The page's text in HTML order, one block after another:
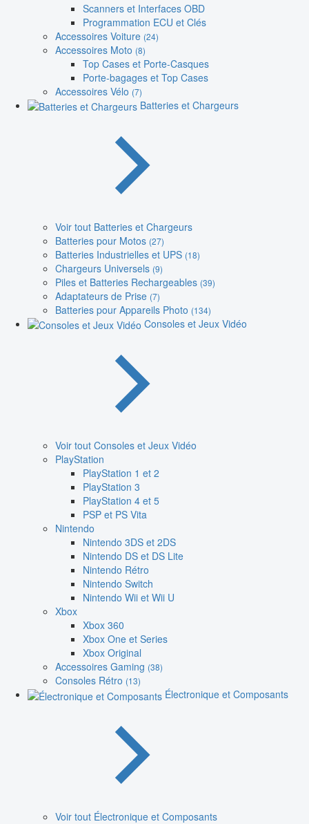
Scanners et Interfaces OBD
Programmation ECU et Clés
Accessoires Voiture (24)
Accessoires Moto (8)
Top Cases et Porte-Casques
Porte-bagages et Top Cases
Accessoires Vélo (7)
Batteries et Chargeurs
Voir tout Batteries et Chargeurs
Batteries pour Motos (27)
Batteries Industrielles et UPS (18)
Chargeurs Universels (9)
Piles et Batteries Rechargeables (39)
Adaptateurs de Prise (7)
Batteries pour Appareils Photo (134)
Consoles et Jeux Vidéo
Voir tout Consoles et Jeux Vidéo
PlayStation
PlayStation 1 et 2
PlayStation 3
PlayStation 4 et 5
PSP et PS Vita
Nintendo
Nintendo 3DS et 2DS
Nintendo DS et DS Lite
Nintendo Rétro
Nintendo Switch
Nintendo Wii et Wii U
Xbox
Xbox 360
Xbox One et Series
Xbox Original
Accessoires Gaming (38)
Consoles Rétro (13)
Électronique et Composants
Voir tout Électronique et Composants